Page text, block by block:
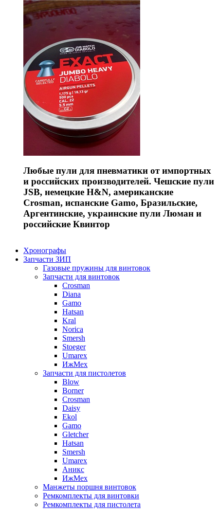
Любые пули для пневматики от импортных
и российских производителей. Чешские пули
JSB, немецкие H&N, американские
Crosman, испанские Gamo, Бразильские,
Аргентинские, украинские пули Люман и
российские Квинтор
Хронографы
Запчасти ЗИП
Газовые пружины для винтовок
Запчасти для винтовок
Crosman
Diana
Gamo
Hatsan
Kral
Norica
Smersh
Stoeger
Umarex
ИжМех
Запчасти для пистолетов
Blow
Borner
Crosman
Daisy
Ekol
Gamo
Gletcher
Hatsan
Smersh
Umarex
Аникс
ИжМех
Манжеты поршня винтовок
Ремкомплекты для винтовки
Ремкомплекты для пистолета